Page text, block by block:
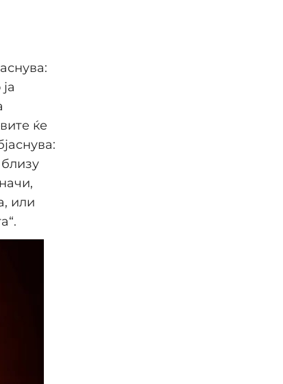
ќе
или